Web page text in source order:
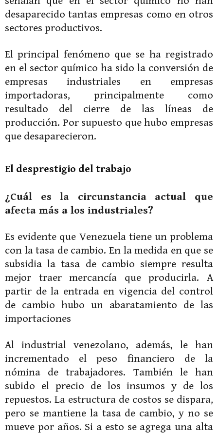
desaparecido tantas empresas como en otros
sectores productivos.
El principal fenómeno que se ha registrado
en el sector químico ha sido la conversión de
empresas industriales en empresas
importadoras, principalmente como
resultado del cierre de las líneas de
producción. Por supuesto que hubo empresas
que desaparecieron.
El desprestigio del trabajo
¿Cuál es la circunstancia actual que
afecta más a los industriales?
Es evidente que Venezuela tiene un problema
con la tasa de cambio. En la medida en que se
subsidia la tasa de cambio siempre resulta
mejor traer mercancía que producirla. A
partir de la entrada en vigencia del control
de cambio hubo un abaratamiento de las
importaciones
Al industrial venezolano, además, le han
incrementado el peso financiero de la
nómina de trabajadores. También le han
subido el precio de los insumos y de los
repuestos. La estructura de costos se dispara,
pero se mantiene la tasa de cambio, y no se
mueve por años. Si a esto se agrega una alta